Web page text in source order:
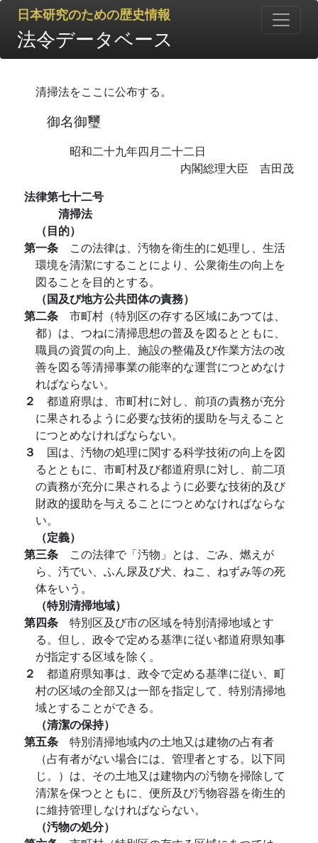
日本研究のための歴史情報
法令データベース
清掃法をここに公布する。
御名御璽
昭和二十九年四月二十二日
内閣総理大臣 吉田茂
法律第七十二号
清掃法
（目的）
第一条 この法律は、汚物を衛生的に処理し、生活
環境を清潔にすることにより、公衆衛生の向上を
図ることを目的とする。
（国及び地方公共団体の責務）
第二条 市町村（特別区の存する区域にあつては、
都）は、つねに清掃思想の普及を図るとともに、
職員の資質の向上、施設の整備及び作業方法の改
善を図る等清掃事業の能率的な運営につとめなけ
ればならない。
２ 都道府県は、市町村に対し、前項の責務が充分
に果されるように必要な技術的援助を与えること
につとめなければならない。
３ 国は、汚物の処理に関する科学技術の向上を図
るとともに、市町村及び都道府県に対し、前二項
の責務が充分に果されるように必要な技術的及び
財政的援助を与えることにつとめなければならな
い。
（定義）
第三条 この法律で「汚物」とは、ごみ、燃えが
ら、汚でい、ふん尿及び犬、ねこ、ねずみ等の死
体をいう。
（特別清掃地域）
第四条 特別区及び市の区域を特別清掃地域とす
る。但し、政令で定める基準に従い都道府県知事
が指定する区域を除く。
２ 都道府県知事は、政令で定める基準に従い、町
村の区域の全部又は一部を指定して、特別清掃地
域とすることができる。
（清潔の保持）
第五条 特別清掃地域内の土地又は建物の占有者
（占有者がない場合には、管理者とする。以下同
じ。）は、その土地又は建物内の汚物を掃除して
清潔を保つとともに、便所及び汚物容器を衛生的
に維持管理しなければならない。
（汚物の処分）